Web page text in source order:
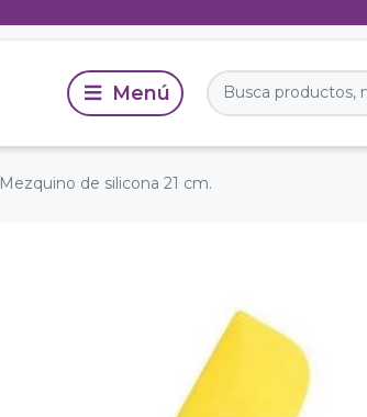
Mezquino de silicona 21 cm.